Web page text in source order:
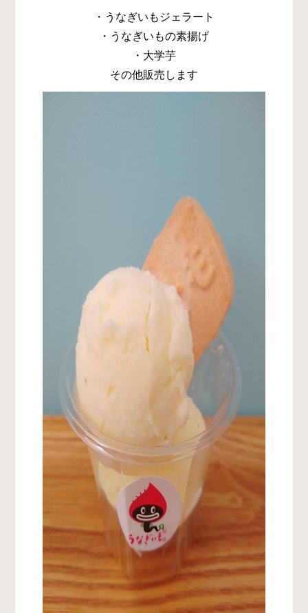
・うなぎいもジェラート
・うなぎいもの素揚げ
・大学芋
その他販売します